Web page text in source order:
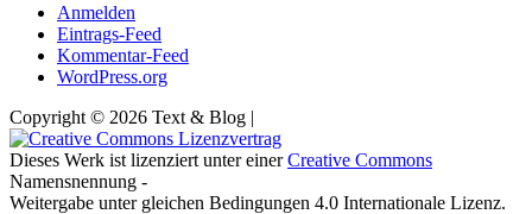
Anmelden
Eintrags-Feed
Kommentar-Feed
WordPress.org
Copyright © 2026 Text & Blog |
Dieses Werk ist lizenziert unter einerCreative Commons
Namensnennung -
Weitergabe unter gleichen Bedingungen 4.0 Internationale Lizenz.